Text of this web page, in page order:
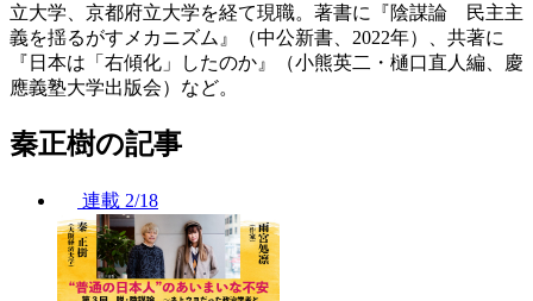
立大学、京都府立大学を経て現職。著書に『陰謀論 民主主
義を揺るがすメカニズム』（中公新書、2022年）、共著に
『日本は「右傾化」したのか』（小熊英二・樋口直人編、慶
應義塾大学出版会）など。
秦正樹の記事
連載 2/18